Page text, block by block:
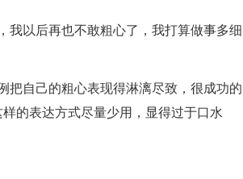
我以后再也不敢粗心了，我打算做事多细
把自己的粗心表现得淋漓尽致，很成功的
的表达方式尽量少用，显得过于口水